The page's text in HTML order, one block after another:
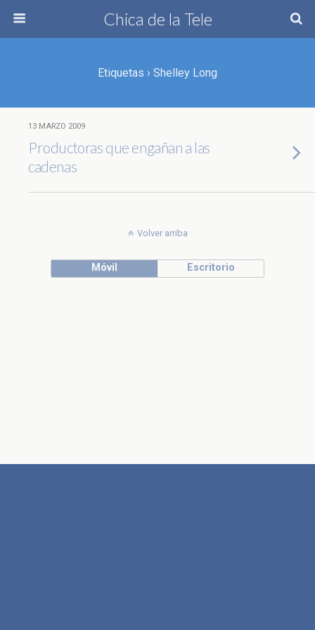
Chica de la Tele
Etiquetas › Shelley Long
13 MARZO 2009
Productoras que engañan a las
cadenas
Volver arriba
Móvil Escritorio